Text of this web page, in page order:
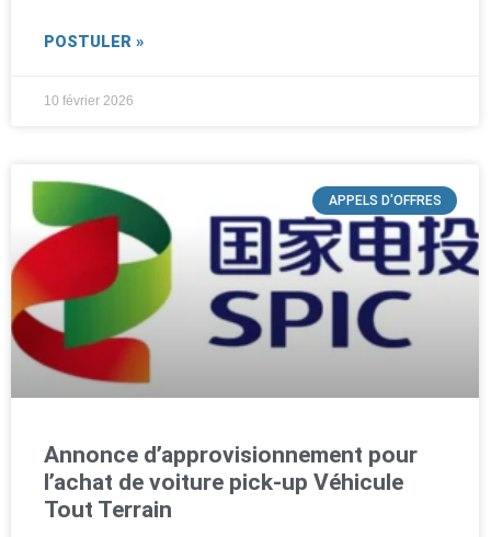
POSTULER »
10 février 2026
APPELS D'OFFRES
Annonce d’approvisionnement pour
l’achat de voiture pick-up Véhicule
Tout Terrain